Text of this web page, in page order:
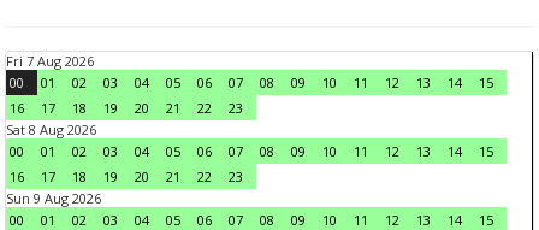
Fri 7 Aug 2026
00
01 02 03 04 05 06 07 08 09 10 11 12 13 14
15
16
17 18 19 20 21 22
23
Sat 8 Aug 2026
00
01 02 03 04 05 06 07 08 09 10 11 12 13 14
15
16
17 18 19 20 21 22
23
Sun 9 Aug 2026
00
01 02 03 04 05 06 07 08 09 10 11 12 13 14
15